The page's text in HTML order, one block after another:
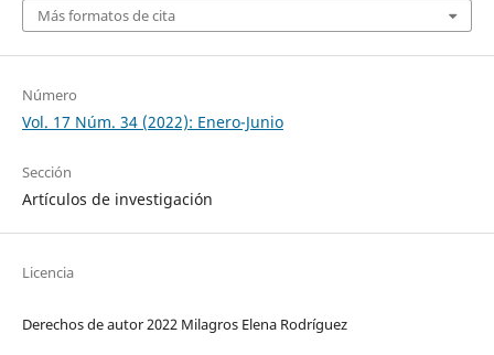
Más formatos de cita
Número
Vol. 17 Núm. 34 (2022): Enero-Junio
Sección
Artículos de investigación
Licencia
Derechos de autor 2022 Milagros Elena Rodríguez